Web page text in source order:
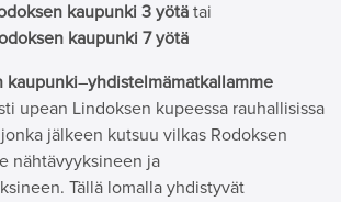
kaupunki 3 yötä tai
kaupunki 7 yötä
kaupunki–yhdistelmämatkallamme
upean Lindoksen kupeessa rauhallisissa
jälkeen kutsuu vilkas Rodoksen
nähtävyyksineen ja
Tällä lomalla yhdistyvät